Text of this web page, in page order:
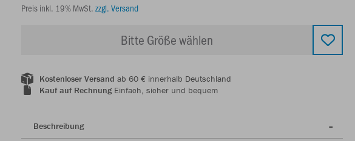
Preis inkl. 19% MwSt. zzgl. Versand
Bitte Größe wählen
Kostenloser Versand ab 60 € innerhalb Deutschland
Kauf auf RechnungEinfach, sicher und bequem
Beschreibung